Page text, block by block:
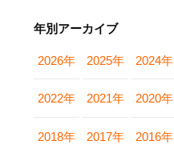
年別アーカイブ
2026年 2025年 2024年
2022年 2021年 2020年
2018年 2017年 2016年